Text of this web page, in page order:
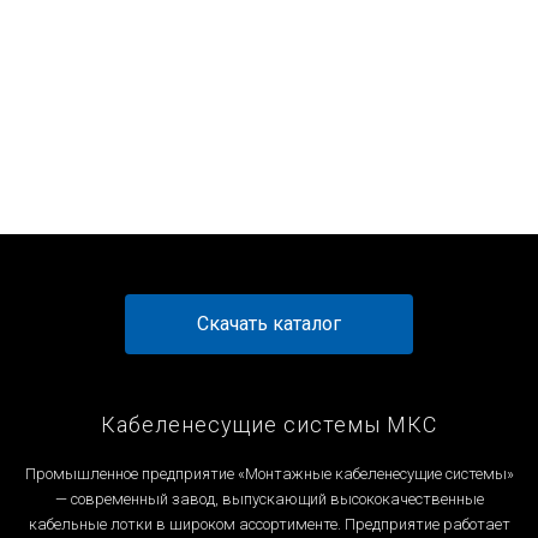
Скачать каталог
Кабеленесущие системы МКС
Промышленное предприятие «Монтажные кабеленесущие системы»
— современный завод, выпускающий высококачественные
кабельные лотки в широком ассортименте. Предприятие работает